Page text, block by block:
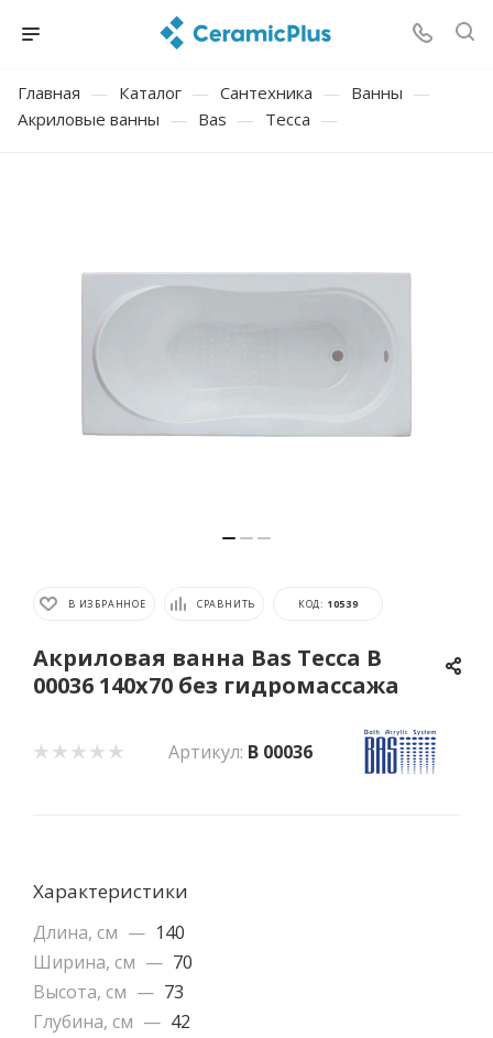
Главная — Каталог — Сантехника — Ванны —
Акриловые ванны — Bas — Тесса —
В ИЗБРАННОЕ СРАВНИТЬ КОД: 10539
Акриловая ванна Bas Тесса В
00036 140x70 без гидромассажа
Артикул: В 00036
Характеристики
Длина, см — 140
Ширина, см — 70
Высота, см — 73
Глубина, см — 42